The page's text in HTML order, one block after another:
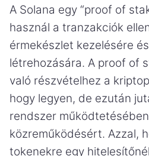
A Solana egy “proof of
használ a tranzakciók
érmekészlet kezelésére
létrehozására. A proof of
való részvételhez a
hogy legyen, de ezután
rendszer
közreműködésért. Azzal,
tokenekre egy